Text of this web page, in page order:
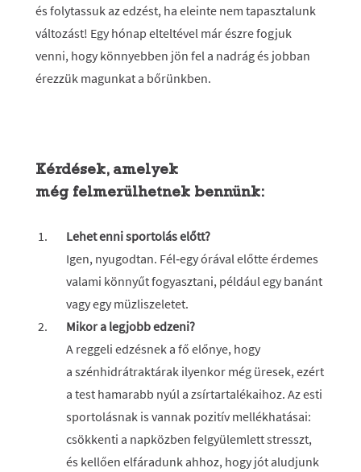
és folytassuk az edzést, ha eleinte nem tapasztalunk
változást! Egy hónap elteltével már észre fogjuk
venni, hogy könnyebben jön fel a nadrág és jobban
érezzük magunkat a bőrünkben.
Kérdések, amelyek
még felmerülhetnek bennünk:
Lehet enni sportolás előtt?
Igen, nyugodtan. Fél‑egy órával előtte érdemes
valami könnyűt fogyasztani, például egy banánt
vagy egy müzliszeletet.
Mikor a legjobb edzeni?
A reggeli edzésnek a fő előnye, hogy
a szénhidrátraktárak ilyenkor még üresek, ezért
a test hamarabb nyúl a zsírtartalékaihoz. Az esti
sportolásnak is vannak pozitív mellékhatásai:
csökkenti a napközben felgyülemlett stresszt,
és kellően elfáradunk ahhoz, hogy jót aludjunk